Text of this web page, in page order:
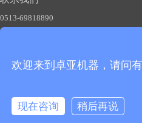
0513-69818890
友情链接： 制砂机 碎石
备案号：苏ICP备
全国销售热线：0513-
欢迎来到卓亚机器，请问
现在咨询
稍后再说
在线咨询